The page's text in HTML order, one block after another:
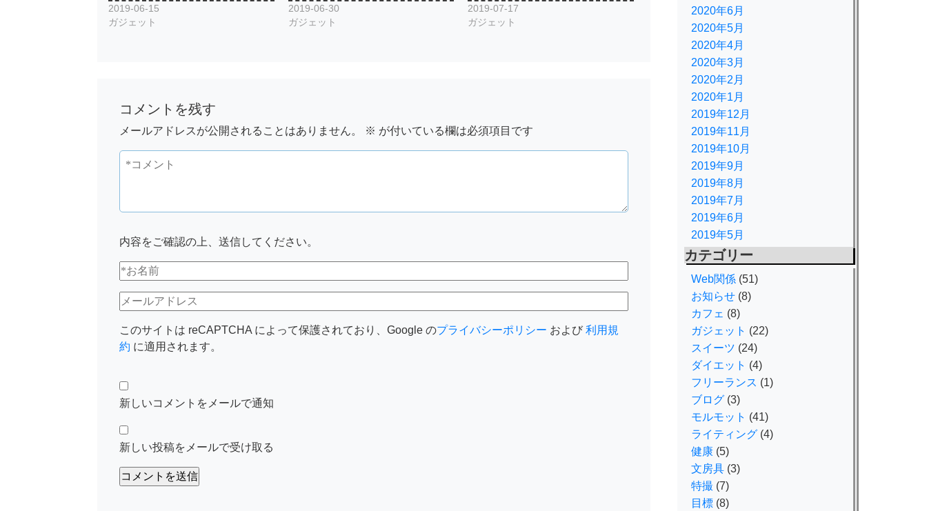
2019-06-15
ガジェット
2019-06-30
ガジェット
2019-07-17
ガジェット
コメントを残す
メールアドレスが公開されることはありません。 ※ が付いている欄は必須項目です
内容をご確認の上、送信してください。
このサイトは reCAPTCHA によって保護されており、Google のプライバシーポリシー および 利用規
約 に適用されます。
新しいコメントをメールで通知
新しい投稿をメールで受け取る
2020年6月
2020年5月
2020年4月
2020年3月
2020年2月
2020年1月
2019年12月
2019年11月
2019年10月
2019年9月
2019年8月
2019年7月
2019年6月
2019年5月
カテゴリー
Web関係 (51)
お知らせ (8)
カフェ (8)
ガジェット (22)
スイーツ (24)
ダイエット (4)
フリーランス (1)
ブログ (3)
モルモット (41)
ライティング (4)
健康 (5)
文房具 (3)
特撮 (7)
目標 (8)